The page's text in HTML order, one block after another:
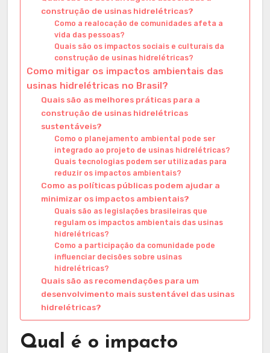
construção de usinas hidrelétricas?
Como a realocação de comunidades afeta a
vida das pessoas?
Quais são os impactos sociais e culturais da
construção de usinas hidrelétricas?
Como mitigar os impactos ambientais das
usinas hidrelétricas no Brasil?
Quais são as melhores práticas para a
construção de usinas hidrelétricas
sustentáveis?
Como o planejamento ambiental pode ser
integrado ao projeto de usinas hidrelétricas?
Quais tecnologias podem ser utilizadas para
reduzir os impactos ambientais?
Como as políticas públicas podem ajudar a
minimizar os impactos ambientais?
Quais são as legislações brasileiras que
regulam os impactos ambientais das usinas
hidrelétricas?
Como a participação da comunidade pode
influenciar decisões sobre usinas
hidrelétricas?
Quais são as recomendações para um
desenvolvimento mais sustentável das usinas
hidrelétricas?
Qual é o impacto